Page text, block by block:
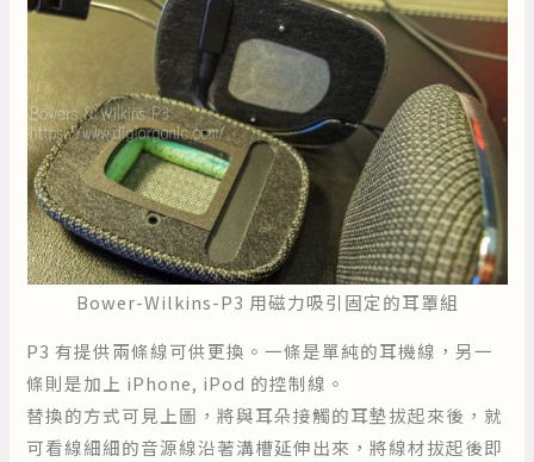
Bower-Wilkins-P3 用磁力吸引固定的耳罩組
P3 有提供兩條線可供更換。一條是單純的耳機線，另一
條則是加上 iPhone, iPod 的控制線。
替換的方式可見上圖，將與耳朵接觸的耳墊拔起來後，就
可看線細細的音源線沿著溝槽延伸出來，將線材拔起後即